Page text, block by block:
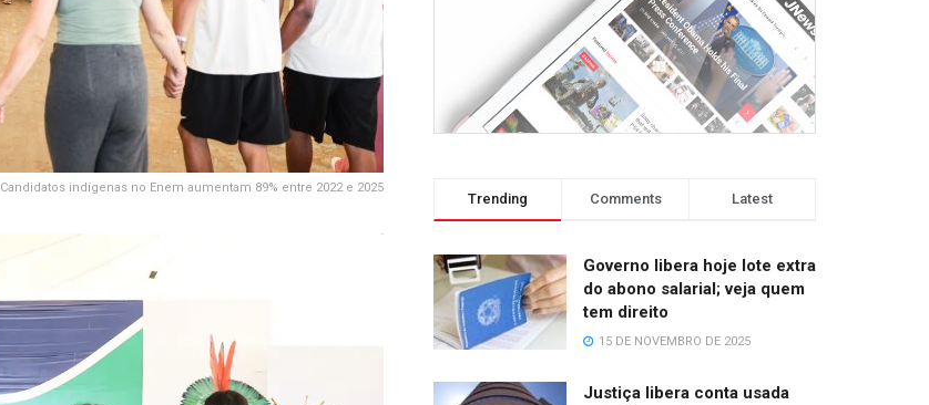
Candidatos indígenas no Enem aumentam 89% entre 2022 e 2025
Trending Comments Latest
Governo libera hoje lote extra
do abono salarial; veja quem
tem direito
15 DE NOVEMBRO DE 2025
Justiça libera conta usada